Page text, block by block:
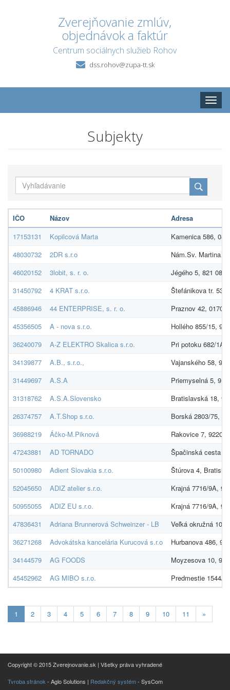
Zverejňovanie zmlúv,
objednávok a faktúr
Centrum sociálnych služieb Rohov
dss.rohov@zupa-tt.sk
Toggle
Subjekty
IČO Názov
Adresa
17153131
Kopilcová Marta
Kamenica 586,
48030732
2DR s.r.o
Nám.Sv. Martina
46020152
3lobit, s. r. o.
Jégého 5, 821 08
31450792
4 KRAT s.r.o.
Štefánikova tr. 53,
45886946
44 ENTERPRISE, s. r. o.
Praznov 42,
45356505
A - nova s.r.o.
Hollého 855/15,
36240079
A-Z ELEKTRO Skalica s.r.o.
Pri potoku 682/1A,
34139877
A.B., s.r.o.,
Vajanského 58,
31449697
A.S.A
Priemyselná 5,
31318762
A.S.A.Slovensko
Bratislavská 18,
26374757
A.T.Shop s.r.o.
Borská 2803/75,
36988219
Áčko-M.Piknová
Rakovice 7, 92208
47243881
AD TORNADO
Špačinská cesta
50100980
Adient Slovakia s.r.o.
Štúrova 4,
52045650
ADIZ atelier s.r.o.
Krajná 7716/9A,
50955055
ADIZ EU s.r.o.
Krajná 7716/9A,
47836431
Adriana Brunnerová Schweinzer - LB
Veľká okružná
36271268
Advokátska kancelária Kurucová s.r.o
Hurbanova 486,
34144579
AG FOODS
Moyzesova 10,
45452962
AG MIBO s.r.o. Predmestie 1544/
1 Aktuálna
stránka
2 3 4 5 6 7 8 9 10 11 »
Copyright © 2015 Zverejnovanie.sk | Všetky práva vyhradené
Tvroba stránok - Aglo Solutions | Redakčný systém- SysCom